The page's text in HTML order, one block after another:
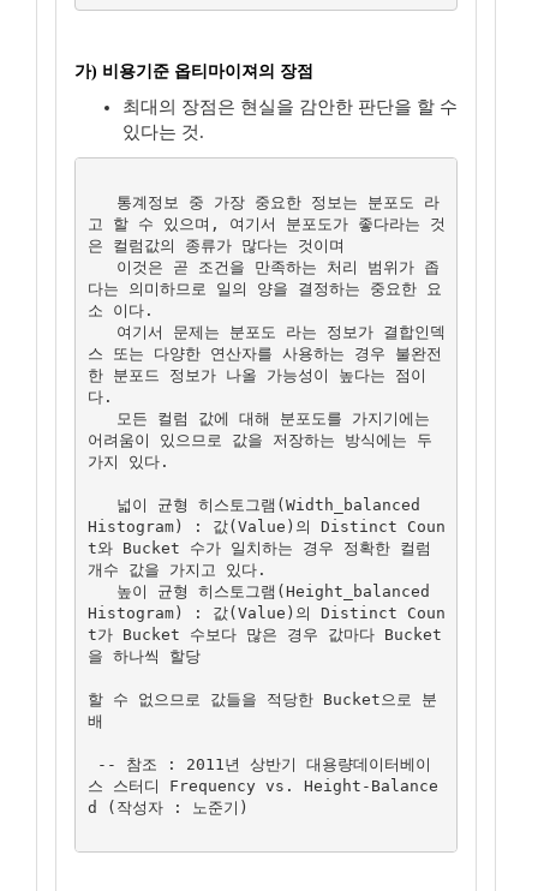
가) 비용기준 옵티마이져의 장점
최대의 장점은 현실을 감안한 판단을 할 수
있다는 것.
고 할 수 있으며, 여기서 분포도가 좋다라는 것
은 컬럼값의 종류가 많다는 것이며
다는 의미하므로 일의 양을 결정하는 중요한 요
소 이다.
스 또는 다양한 연산자를 사용하는 경우 불완전
한 분포드 정보가 나올 가능성이 높다는 점이
다.
어려움이 있으므로 값을 저장하는 방식에는 두
가지 있다.
Histogram) : 값(Value)의 Distinct Coun
t와 Bucket 수가 일치하는 경우 정확한 컬럼
개수 값을 가지고 있다.
Histogram) : 값(Value)의 Distinct Coun
t가 Bucket 수보다 많은 경우 값마다 Bucket
을 하나씩 할당
할 수 없으므로 값들을 적당한 Bucket으로 분
배
스 스터디 Frequency vs. Height-Balance
d (작성자 : 노준기)